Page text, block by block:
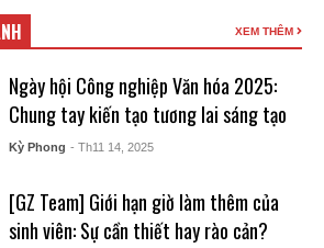
XEM THÊM
Ngày hội Công nghiệp Văn hóa 2025:
Chung tay kiến tạo tương lai sáng tạo
Kỳ Phong - Th11 14, 2025
[GZ Team] Giới hạn giờ làm thêm của
sinh viên: Sự cần thiết hay rào cản?